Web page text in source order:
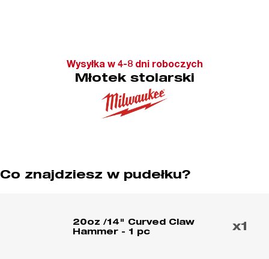
Wysyłka w 4-8 dni roboczych
Młotek stolarski
Co znajdziesz w pudełku?
20oz /14" Curved Claw
Hammer - 1 pc
x1